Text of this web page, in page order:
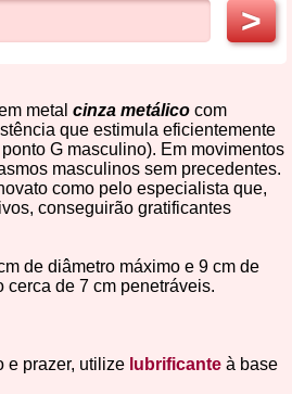
>
metal cinza metálico com
que estimula eficientemente
G masculino). Em movimentos
masculinos sem precedentes.
como pelo especialista que,
conseguirão gratificantes
de diâmetro máximo e 9 cm de
cerca de 7 cm penetráveis.
e prazer, utilize lubrificante à base